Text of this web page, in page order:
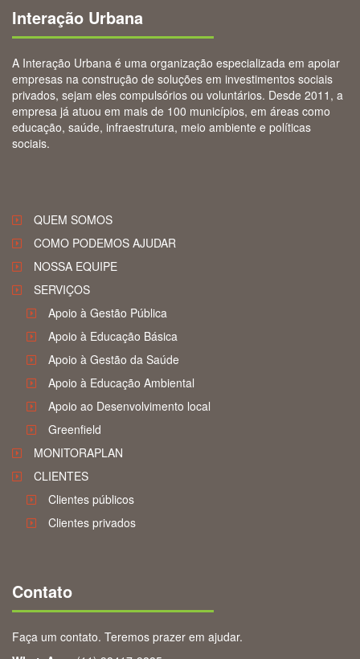
Interação Urbana
A Interação Urbana é uma organização especializada em apoiar
empresas na construção de soluções em investimentos sociais
privados, sejam eles compulsórios ou voluntários. Desde 2011, a
empresa já atuou em mais de 100 municípios, em áreas como
educação, saúde, infraestrutura, meio ambiente e políticas
sociais.
QUEM SOMOS
COMO PODEMOS AJUDAR
NOSSA EQUIPE
SERVIÇOS
Apoio à Gestão Pública
Apoio à Educação Básica
Apoio à Gestão da Saúde
Apoio à Educação Ambiental
Apoio ao Desenvolvimento local
Greenfield
MONITORAPLAN
CLIENTES
Clientes públicos
Clientes privados
Contato
Faça um contato. Teremos prazer em ajudar.